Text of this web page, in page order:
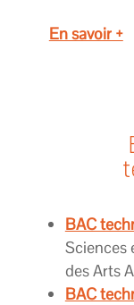
En savoir +
BAC
Sciences
des Arts
BAC